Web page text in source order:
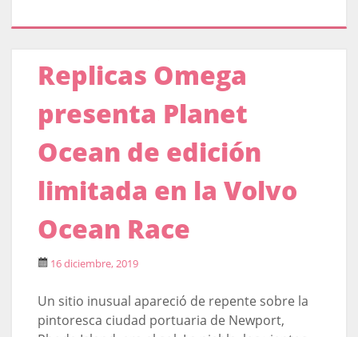
Replicas Omega
presenta Planet
Ocean de edición
limitada en la Volvo
Ocean Race
16 diciembre, 2019
Un sitio inusual apareció de repente sobre la
pintoresca ciudad portuaria de Newport,